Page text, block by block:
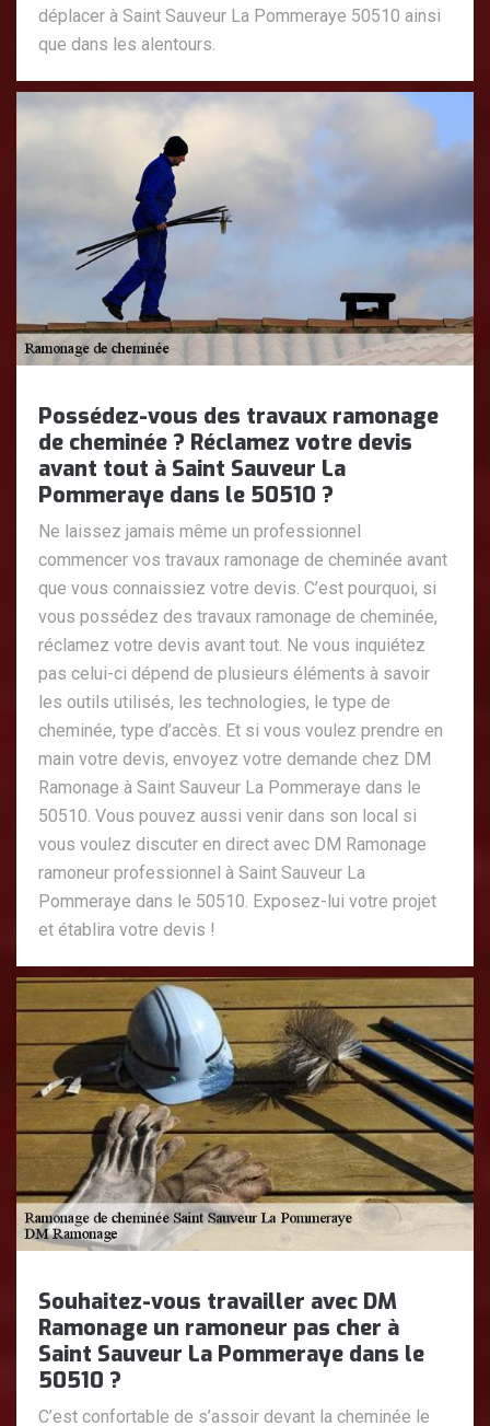
déplacer à Saint Sauveur La Pommeraye 50510 ainsi
que dans les alentours.
Possédez-vous des travaux ramonage
de cheminée ? Réclamez votre devis
avant tout à Saint Sauveur La
Pommeraye dans le 50510 ?
Ne laissez jamais même un professionnel
commencer vos travaux ramonage de cheminée avant
que vous connaissiez votre devis. C’est pourquoi, si
vous possédez des travaux ramonage de cheminée,
réclamez votre devis avant tout. Ne vous inquiétez
pas celui-ci dépend de plusieurs éléments à savoir
les outils utilisés, les technologies, le type de
cheminée, type d’accès. Et si vous voulez prendre en
main votre devis, envoyez votre demande chez DM
Ramonage à Saint Sauveur La Pommeraye dans le
50510. Vous pouvez aussi venir dans son local si
vous voulez discuter en direct avec DM Ramonage
ramoneur professionnel à Saint Sauveur La
Pommeraye dans le 50510. Exposez-lui votre projet
et établira votre devis !
Souhaitez-vous travailler avec DM
Ramonage un ramoneur pas cher à
Saint Sauveur La Pommeraye dans le
50510 ?
C’est confortable de s’assoir devant la cheminée le